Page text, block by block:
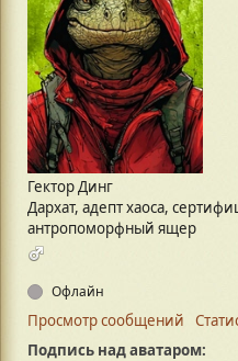
Гектор Динг
Дархат, адепт хаоса,
антропоморфный ящер
Офлайн
Просмотр сообщений
Подпись над аватаром: